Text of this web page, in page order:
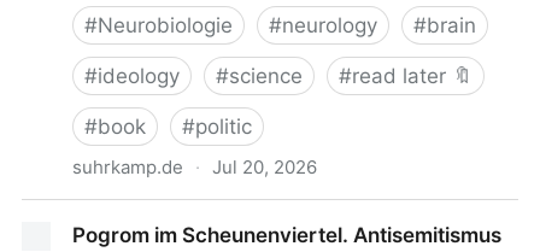
#Neurobiologie #neurology #brain
#ideology #science #read later 🔖
#book #politic
suhrkamp.de · Jul 20, 2026
Gehirn. Hintergrund auf suhrkamp.de
Pogrom im Scheunenviertel. Antisemitismus